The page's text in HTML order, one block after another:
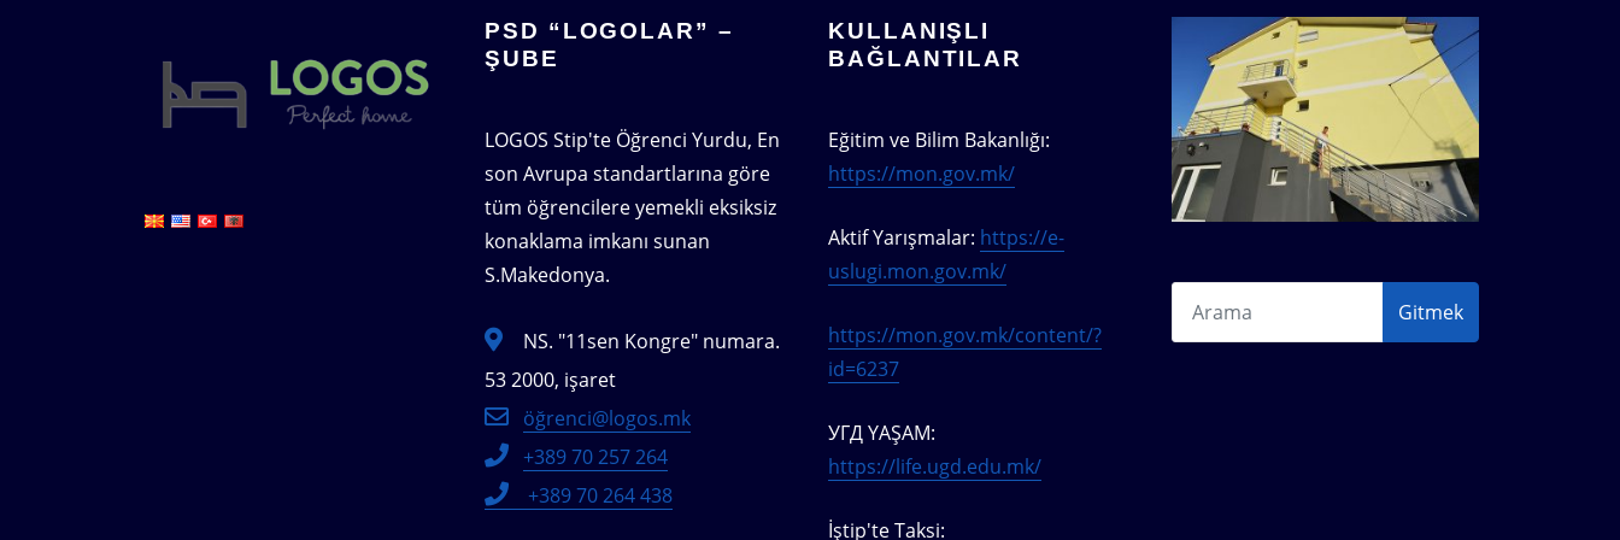
PSD “LOGOLAR” –
ŞUBE
LOGOS Stip'te Öğrenci Yurdu, En
son Avrupa standartlarına göre
tüm öğrencilere yemekli eksiksiz
konaklama imkanı sunan
S.Makedonya.
NS. "11sen Kongre" numara.
53 2000, işaret
öğrenci@logos.mk
+389 70 257 264
+389 70 264 438
KULLANIŞLI
BAĞLANTILAR
Eğitim ve Bilim Bakanlığı:
https://mon.gov.mk/
Aktif Yarışmalar: https://e-
uslugi.mon.gov.mk/
https://mon.gov.mk/content/?
id=6237
УГД YAŞAM:
https://life.ugd.edu.mk/
İştip'te Taksi:
Gitmek